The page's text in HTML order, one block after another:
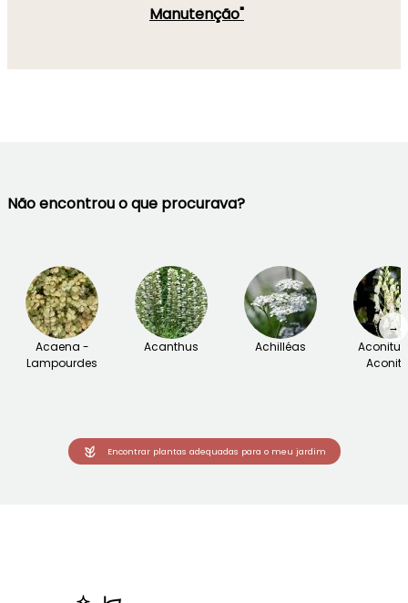
Manutenção"
Não encontrou o que procurava?
Acaena -
Lampourdes
Acanthus Achilléas
→
Encontrar plantas adequadas para o meu jardim